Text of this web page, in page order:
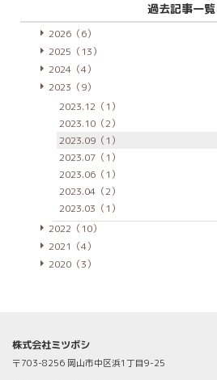
過去記事一覧
2026（6）
2025（13）
2024（4）
2023（9）
2023.12（1）
2023.10（2）
2023.09（1）
2023.07（1）
2023.06（1）
2023.04（2）
2023.03（1）
2022（10）
2021（4）
2020（3）
株式会社ミツボシ
〒703-8256 岡山市中区浜1丁目9-25